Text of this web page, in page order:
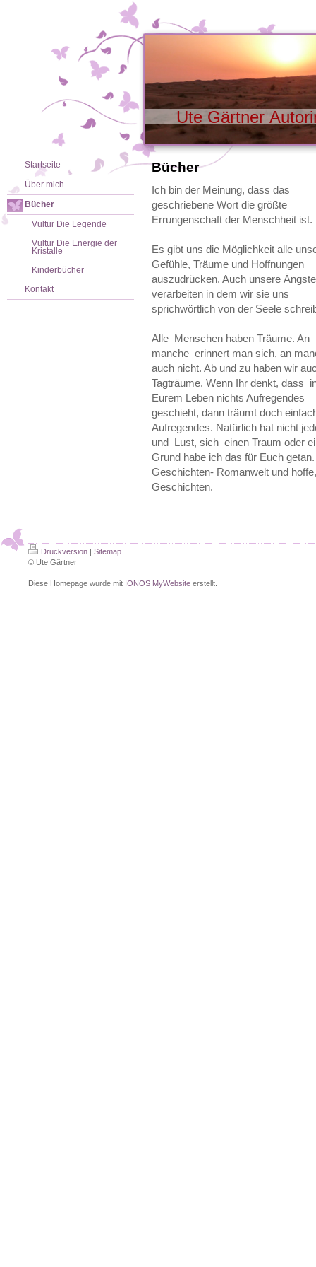
Ute Gärtner
Startseite
Über mich
Bücher
Vultur Die Legende
Vultur Die Energie der
Kristalle
Kinderbücher
Kontakt
Bücher
Ich bin der Meinung, dass das
geschriebene Wort die größte
Errungenschaft der Menschheit ist.
Es gibt uns die Möglichkeit alle
Gefühle, Träume und Hoffnungen
auszudrücken. Auch unsere
verarbeiten in dem wir sie uns
sprichwörtlich von der Seele
Alle Menschen haben Träume. An
manche erinnert man sich, an
auch nicht. Ab und zu haben wir
Tagträume. Wenn Ihr denkt, dass
Eurem Leben nichts Aufregendes
geschieht, dann träumt doch
Aufregendes. Natürlich hat nicht
und Lust, sich einen Traum oder
Grund habe ich das für Euch
Geschichten- Romanwelt und
Geschichten.
Druckversion | Sitemap
© Ute Gärtner
Diese Homepage wurde mit IONOS MyWebsite erstellt.